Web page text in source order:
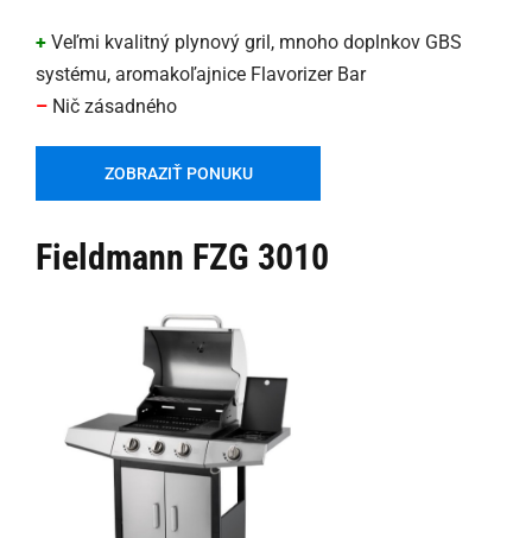
+ Veľmi kvalitný plynový gril, mnoho doplnkov GBS
systému, aromakoľajnice Flavorizer Bar
– Nič zásadného
ZOBRAZIŤ PONUKU
Fieldmann FZG 3010